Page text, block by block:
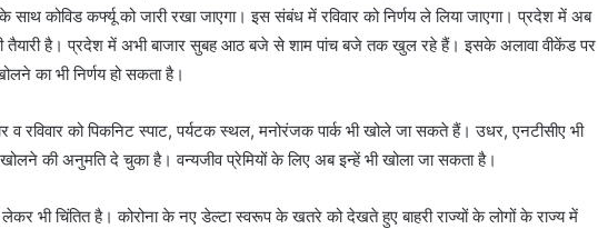
कोविड कर्फ्यू को जारी रखा जाएगा। इस संबंध में रविवार को निर्णय ले लिया जाएगा। प्रदेश में अब
तैयारी है। प्रदेश में अभी बाजार सुबह आठ बजे से शाम पांच बजे तक खुल रहे हैं। इसके अलावा वीकेंड पर
का भी निर्णय हो सकता है।
व रविवार को पिकनिट स्पाट, पर्यटक स्थल, मनोरंजक पार्क भी खोले जा सकते हैं। उधर, एनटीसीए भी
की अनुमति दे चुका है। वन्यजीव प्रेमियों के लिए अब इन्हें भी खोला जा सकता है।
लेकर भी चिंतित है। कोरोना के नए डेल्टा स्वरूप के खतरे को देखते हुए बाहरी राज्यों के लोगों के राज्य में